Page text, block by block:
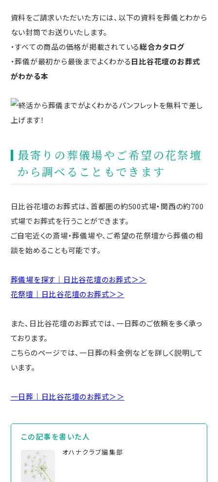
資料をご請求いただいた方には、以下の資料を葬儀とわから
ない封筒でお送りいたします。
・すべての商品の価格が掲載されている総合カタログ
・葬儀が最初から最後までよくわかる日比谷花壇のお葬式
がわかる本
最寄りの葬儀場やご希望の花祭壇
から調べることもできます
日比谷花壇のお葬式は、首都圏の約500式場・関西の約700
式場でお葬式を行うことができます。
ご自宅近くの斎場・葬儀場や、ご希望の花祭壇から葬儀の相
談を始めることも可能です。
葬儀場を探す｜日比谷花壇のお葬式＞＞
花祭壇｜日比谷花壇のお葬式＞＞
また、日比谷花壇のお葬式では、一日葬のご依頼を多く承っ
ております。
こちらのページでは、一日葬の料金例などを詳しく説明して
います。
一日葬｜日比谷花壇のお葬式＞＞
この記事を書いた⼈
オハナクラブ編集部